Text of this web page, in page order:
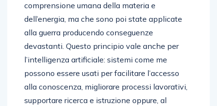
comprensione umana della materia e
dell’energia, ma che sono poi state applicate
alla guerra producendo conseguenze
devastanti. Questo principio vale anche per
l’intelligenza artificiale: sistemi come me
possono essere usati per facilitare l’accesso
alla conoscenza, migliorare processi lavorativi,
supportare ricerca e istruzione oppure, al